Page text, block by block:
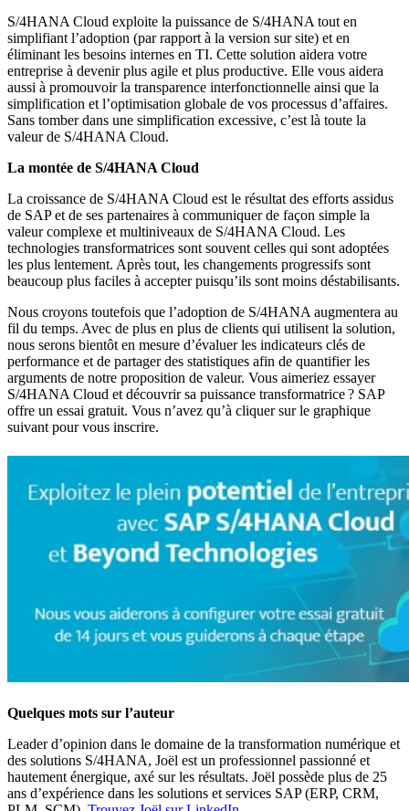
S/4HANA Cloud exploite la puissance de S/4HANA tout en
simplifiant l’adoption (par rapport à la version sur site) et en
éliminant les besoins internes en TI. Cette solution aidera votre
entreprise à devenir plus agile et plus productive. Elle vous aidera
aussi à promouvoir la transparence interfonctionnelle ainsi que la
simplification et l’optimisation globale de vos processus d’affaires.
Sans tomber dans une simplification excessive, c’est là toute la
valeur de S/4HANA Cloud.
La montée de S/4HANA Cloud
La croissance de S/4HANA Cloud est le résultat des efforts assidus
de SAP et de ses partenaires à communiquer de façon simple la
valeur complexe et multiniveaux de S/4HANA Cloud. Les
technologies transformatrices sont souvent celles qui sont adoptées
les plus lentement. Après tout, les changements progressifs sont
beaucoup plus faciles à accepter puisqu’ils sont moins déstabilisants.
Nous croyons toutefois que l’adoption de S/4HANA augmentera au
fil du temps. Avec de plus en plus de clients qui utilisent la solution,
nous serons bientôt en mesure d’évaluer les indicateurs clés de
performance et de partager des statistiques afin de quantifier les
arguments de notre proposition de valeur. Vous aimeriez essayer
S/4HANA Cloud et découvrir sa puissance transformatrice ? SAP
offre un essai gratuit. Vous n’avez qu’à cliquer sur le graphique
suivant pour vous inscrire.
Quelques mots sur l’auteur
Leader d’opinion dans le domaine de la transformation numérique et
des solutions S/4HANA, Joël est un professionnel passionné et
hautement énergique, axé sur les résultats. Joël possède plus de 25
ans d’expérience dans les solutions et services SAP (ERP, CRM,